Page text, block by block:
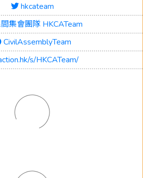
hkcateam
集會團隊 HKCATeam
CivilAssemblyTeam
s/HKCATeam/